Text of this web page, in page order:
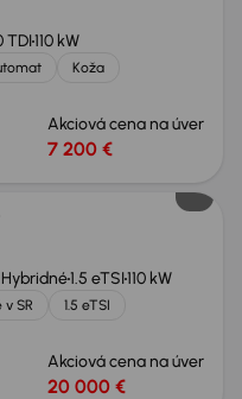
TDI110 kW
Koža
Akciová cena na úver
7 200 €
1.5 eTSI110 kW
SR
1.5 eTSI
Akciová cena na úver
20 000 €